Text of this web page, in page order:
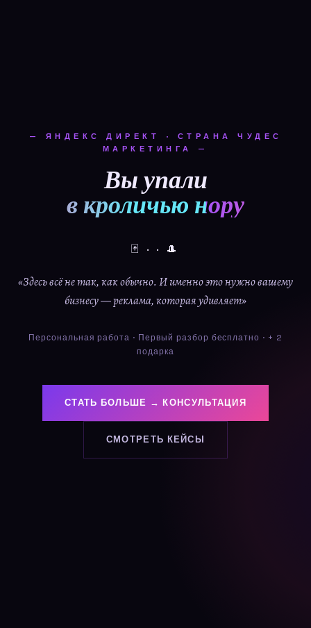
— ЯНДЕКС ДИРЕКТ · СТРАНА ЧУДЕС
МАРКЕТИНГА —
Вы упали
в кроличью нору
🃏 · · 🎩
«Здесь всё не так, как обычно. И именно это нужно вашему
бизнесу — реклама, которая удивляет»
Персональная работа · Первый разбор бесплатно · + 2
подарка
СТАТЬ БОЛЬШЕ → КОНСУЛЬТАЦИЯ
СМОТРЕТЬ КЕЙСЫ